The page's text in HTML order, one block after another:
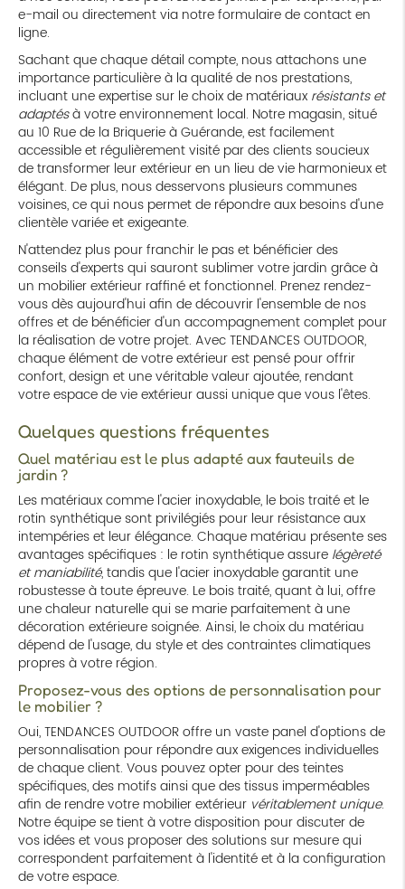
e-mail ou directement via notre formulaire de contact en
ligne.
Sachant que chaque détail compte, nous attachons une
importance particulière à la qualité de nos prestations,
incluant une expertise sur le choix de matériaux résistants et
adaptésà votre environnement local. Notre magasin, situé
au 10 Rue de la Briquerie à Guérande, est facilement
accessible et régulièrement visité par des clients soucieux
de transformer leur extérieur en un lieu de vie harmonieux et
élégant. De plus, nous desservons plusieurs communes
voisines, ce qui nous permet de répondre aux besoins d'une
clientèle variée et exigeante.
N'attendez plus pour franchir le pas et bénéficier des
conseils d'experts qui sauront sublimer votre jardin grâce à
un mobilier extérieur raffiné et fonctionnel. Prenez rendez-
vous dès aujourd'hui afin de découvrir l'ensemble de nos
offres et de bénéficier d'un accompagnement complet pour
la réalisation de votre projet. Avec TENDANCES OUTDOOR,
chaque élément de votre extérieur est pensé pour offrir
confort, design et une véritable valeur ajoutée, rendant
votre espace de vie extérieur aussi unique que vous l'êtes.
Quelques questions fréquentes
Quel matériau est le plus adapté aux fauteuils de
jardin ?
Les matériaux comme l'acier inoxydable, le bois traité et le
rotin synthétique sont privilégiés pour leur résistance aux
intempéries et leur élégance. Chaque matériau présente ses
avantages spécifiques : le rotin synthétique assure légèreté
et maniabilité, tandis que l'acier inoxydable garantit une
robustesse à toute épreuve. Le bois traité, quant à lui, offre
une chaleur naturelle qui se marie parfaitement à une
décoration extérieure soignée. Ainsi, le choix du matériau
dépend de l'usage, du style et des contraintes climatiques
propres à votre région.
Proposez-vous des options de personnalisation pour
le mobilier ?
Oui, TENDANCES OUTDOOR offre un vaste panel d'options de
personnalisation pour répondre aux exigences individuelles
de chaque client. Vous pouvez opter pour des teintes
spécifiques, des motifs ainsi que des tissus imperméables
afin de rendre votre mobilier extérieur véritablement unique.
Notre équipe se tient à votre disposition pour discuter de
vos idées et vous proposer des solutions sur mesure qui
correspondent parfaitement à l'identité et à la configuration
de votre espace.